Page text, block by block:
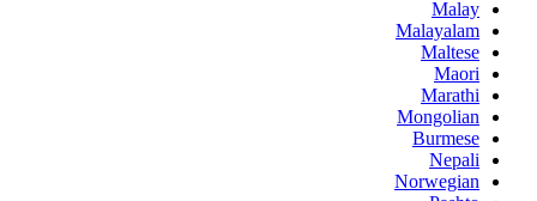
Malay
Malayalam
Maltese
Maori
Marathi
Mongolian
Burmese
Nepali
Norwegian